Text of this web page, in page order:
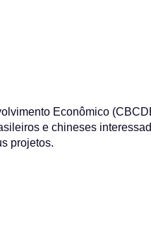
Econômico
e chineses
projetos.